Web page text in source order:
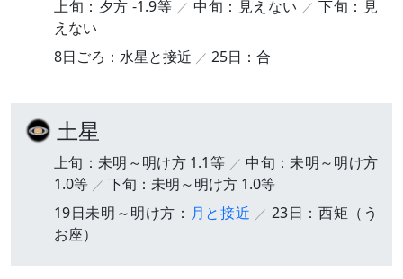
上旬：夕方 -1.9等 中旬：見えない
下旬：見
えない
8日ごろ：水星と接近
25日：合
土星
上旬：未明～明け方 1.1等
中旬：未明～明け方
1.0等
下旬：未明～明け方 1.0等
19日未明～明け方： 月と接近
23日：西矩（う
お座）